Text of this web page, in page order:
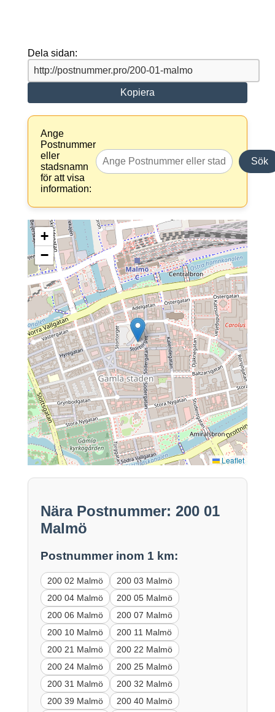
Dela sidan:
Kopiera
Ange
Postnummer
eller
stadsnamn
för att visa
information:
Sök
+
−
Leaflet
Nära Postnummer: 200 01
Malmö
Postnummer inom 1 km:
200 02 Malmö
200 03 Malmö
200 04 Malmö
200 05 Malmö
200 06 Malmö
200 07 Malmö
200 10 Malmö
200 11 Malmö
200 21 Malmö
200 22 Malmö
200 24 Malmö
200 25 Malmö
200 31 Malmö
200 32 Malmö
200 39 Malmö
200 40 Malmö